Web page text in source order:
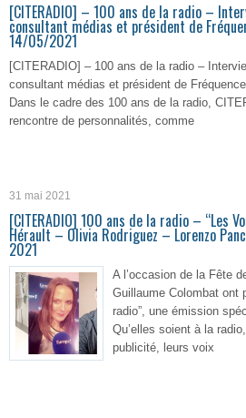
[CITERADIO] – 100 ans de la radio –
consultant médias et président de
14/05/2021
[CITERADIO] – 100 ans de la radio –
consultant médias et président de
Dans le cadre des 100 ans de la radio,
rencontre de personnalités, comme
31 mai 2021
[CITERADIO] 100 ans de la radio – “Les
Hérault – Olivia Rodriguez – Lorenzo
2021
A l’occasion de la Fête
Guillaume Colombat ont
radio”, une émission
Qu’elles soient à la
publicité, leurs voix